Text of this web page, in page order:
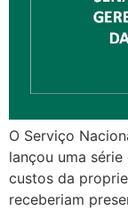
O Serviço
lançou uma
custos da
receberiam